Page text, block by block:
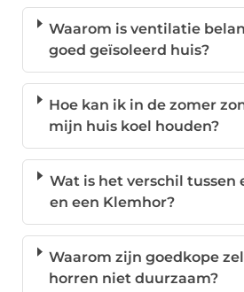
Waarom is ventilatie
goed geïsoleerd huis?
Hoe kan ik in de zomer
mijn huis koel houden?
Wat is het verschil tussen
en een Klemhor?
Waarom zijn goedkope
horren niet duurzaam?